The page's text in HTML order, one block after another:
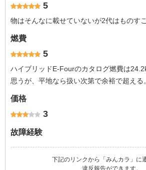
5
物はそんなに載せていないが2代はものす
燃費
5
ハイブリッドE-Fourのカタログ燃費は
思うが、平地なら扱い次第で余裕で超える。
価格
3
故障経験
下記のリンクから「みんカラ」に
違反報告ができます。